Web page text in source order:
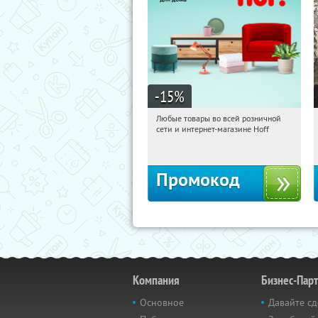
-15%
18:23:11 Получили:
Любые товары во всей розничной
сети и интернет-магазине Hoff
Промокод
Компания
Основное
Бизнес-
Давайте